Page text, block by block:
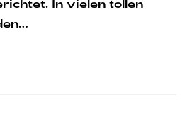
In vielen tollen